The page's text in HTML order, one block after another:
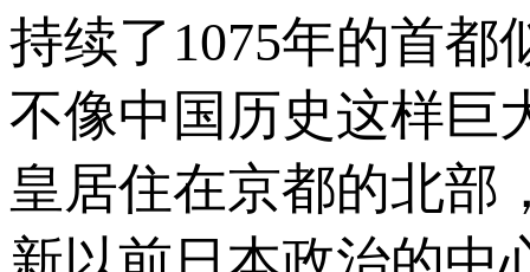
持续了1075年的首
不像中国历史这样巨
皇居住在京都的北部